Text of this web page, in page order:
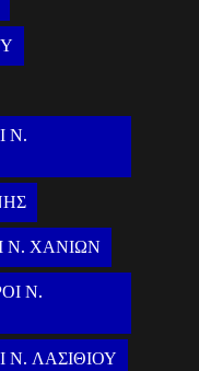
Ν.
Ν. ΧΑΝΙΩΝ
Ν.
Ν. ΛΑΣΙΘΙΟΥ